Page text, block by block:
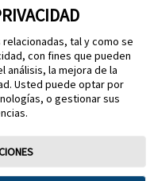
tal y como se
con fines que pueden
análisis, la mejora de la
Usted puede optar por
o gestionar sus